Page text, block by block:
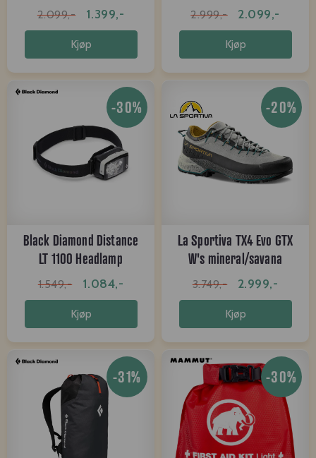
2.099,- 1.399,-
Kjøp
2.999,- 2.099,-
Kjøp
-30%
Black Diamond Distance
LT 1100 Headlamp
1.549,- 1.084,-
Kjøp
-20%
La Sportiva TX4 Evo GTX
W's mineral/savana
3.749,- 2.999,-
Kjøp
-31% -30%